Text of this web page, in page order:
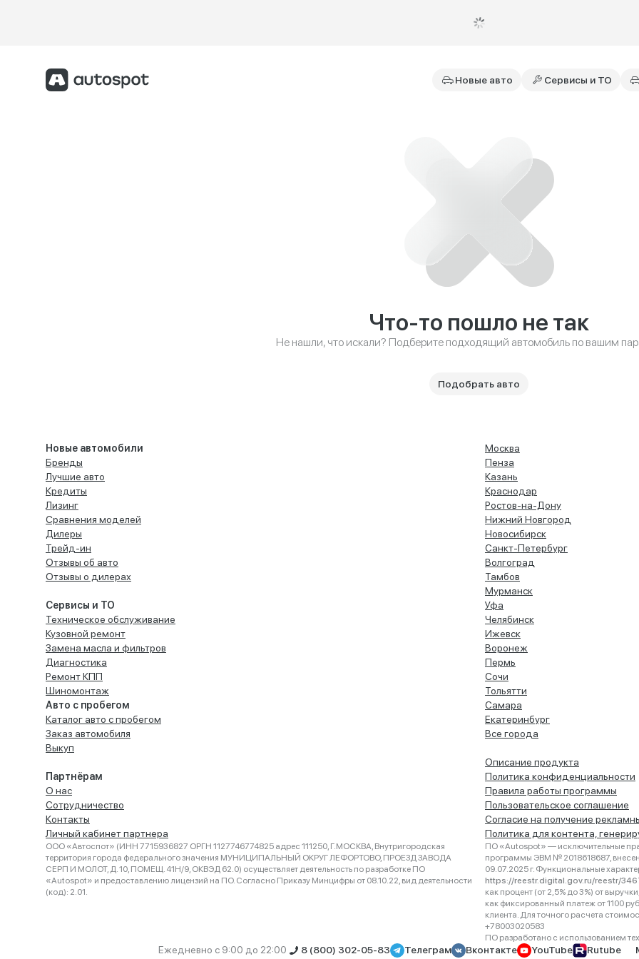
Новые авто Сервисы и ТО
Что-то пошло не так
Не нашли, что искали? Подберите подходящий автомобиль по вашим
Подобрать авто
Новые автомобили
Бренды
Лучшие авто
Кредиты
Лизинг
Сравнения моделей
Дилеры
Трейд-ин
Отзывы об авто
Отзывы о дилерах
Сервисы и ТО
Техническое обслуживание
Кузовной ремонт
Замена масла и фильтров
Диагностика
Ремонт КПП
Шиномонтаж
Авто с пробегом
Каталог авто с пробегом
Заказ автомобиля
Выкуп
Партнёрам
О нас
Сотрудничество
Контакты
Личный кабинет партнера
Москва
Пенза
Казань
Краснодар
Ростов-на-Дону
Нижний Новгород
Новосибирск
Санкт-Петербург
Волгоград
Тамбов
Мурманск
Уфа
Челябинск
Ижевск
Воронеж
Пермь
Сочи
Тольятти
Самара
Екатеринбург
Все города
Описание продукта
Политика конфиденциальности
Правила работы программы
Пользовательское соглашение
Согласие на получение
Политика для контента,
ООО «Автоспот» (ИНН 7715936827 ОРГН 1127746774825 адрес 111250, Г.МОСКВА, Внутригородская
территория города федерального значения МУНИЦИПАЛЬНЫЙ ОКРУГ ЛЕФОРТОВО, ПРОЕЗД ЗАВОДА
СЕРП И МОЛОТ, Д. 10, ПОМЕЩ. 41Н/9, ОКВЭД 62.0) осуществляет деятельность по разработке ПО
«Autospot» и предоставлению лицензий на ПО. Согласно Приказу Минцифры от 08.10.22, вид деятельности
(код): 2.01.
ПО «Autospot» — исключительные
программы ЭВМ № 2018618687,
09.07.2025 г. Функциональные
https://reestr.digital.gov.ru/reestr/
как процент (от 2,5% до 3%) от
как фиксированный платеж от 1100
клиента. Для точного расчета
+78003020583
ПО разработано с использованием
Ежедневно с 9:00 до 22:00 8 (800) 302-05-83 Телеграм Вконтакте YouTube Rutube